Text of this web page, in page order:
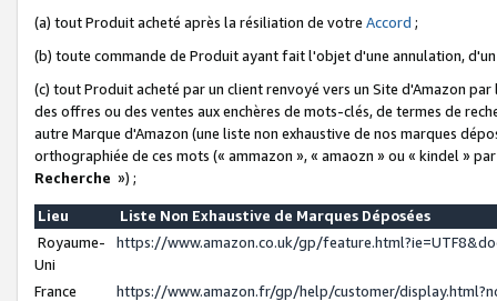
(a) tout Produit acheté après la résiliation de votre Accord ;
(b) toute commande de Produit ayant fait l'objet d'une annulation,
(c) tout Produit acheté par un client renvoyé vers un Site d'Amazon
des offres ou des ventes aux enchères de mots-clés, de termes de
autre Marque d'Amazon (une liste non exhaustive de nos marques
orthographiée de ces mots (« ammazon », « amaozn » ou « kindel »
Recherche ») ;
Lieu
Liste Non Exhaustive de Marques Déposées
Royaume-
Uni
https://www.amazon.co.uk/gp/
France
https://www.amazon.fr/gp/help/customer/